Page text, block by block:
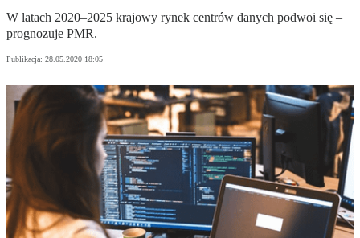
W latach 2020–2025 krajowy rynek centrów danych podwoi się –
prognozuje PMR.
Publikacja: 28.05.2020 18:05